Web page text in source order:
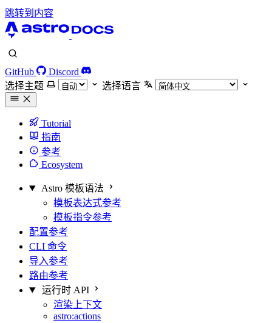
跳转到内容
GitHub
Discord
选择主题
选择语言
Tutorial
指南
参考
Ecosystem
Astro 模板语法
模板表达式参考
模板指令参考
配置参考
CLI 命令
导入参考
路由参考
运行时 API
渲染上下文
astro:actions